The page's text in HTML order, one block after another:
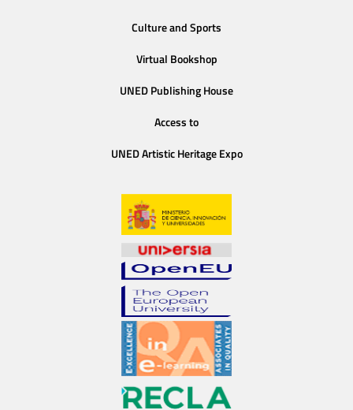
Culture and Sports
Virtual Bookshop
UNED Publishing House
Access to
UNED Artistic Heritage Expo